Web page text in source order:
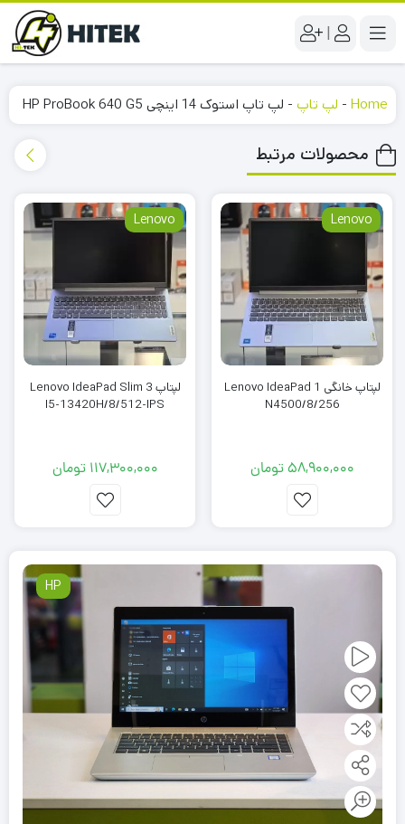
|
Home
- لپ تاپ - لپ تاپ استوک 14 اینچی HP ProBook 640 G5
محصولات مرتبط
Lenovo
لپتاپ خانگی Lenovo IdeaPad 1
N4500/8/256
58,900,000تومان
Lenovo
لپتاپ Lenovo IdeaPad Slim 3
I5-13420H/8/512-IPS
117,300,000 تومان
HP